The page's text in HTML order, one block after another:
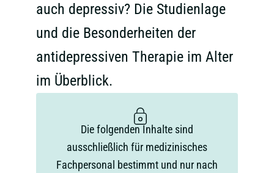
auch depressiv? Die Studienlage
und die Besonderheiten der
antidepressiven Therapie im Alter
im Überblick.
Die folgenden Inhalte sind
ausschließlich für medizinisches
Fachpersonal bestimmt und nur nach